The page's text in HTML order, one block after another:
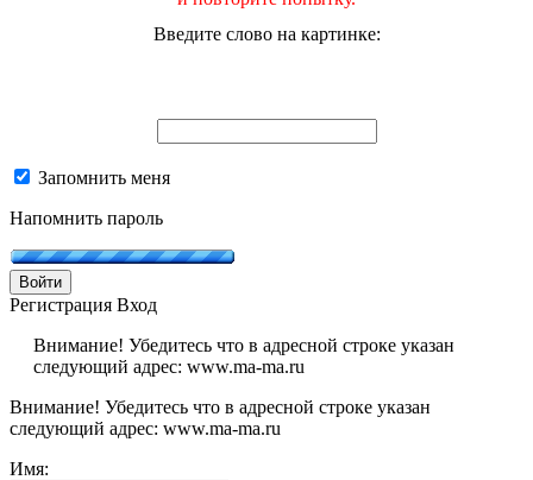
Введите слово на картинке:
Запомнить меня
Напомнить пароль
Войти
Регистрация Вход
Внимание! Убедитесь что в адресной строке указан
следующий адрес: www.ma-ma.ru
Внимание! Убедитесь что в адресной строке указан
следующий адрес: www.ma-ma.ru
Имя: